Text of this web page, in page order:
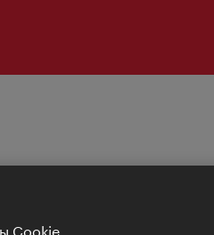
Cookie